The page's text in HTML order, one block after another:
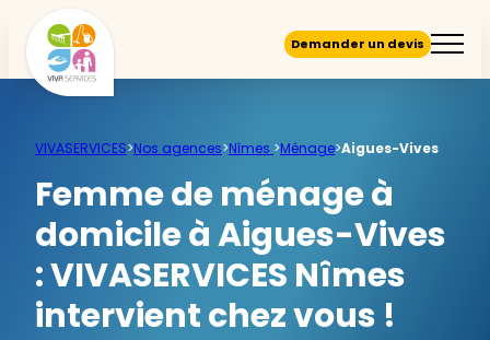
Demander un devis
VIVASERVICES>Nos agences>Nîmes >Ménage>Aigues-Vives
Femme de ménage à
domicile à Aigues-Vives
:VIVASERVICES Nîmes
intervient chez vous !